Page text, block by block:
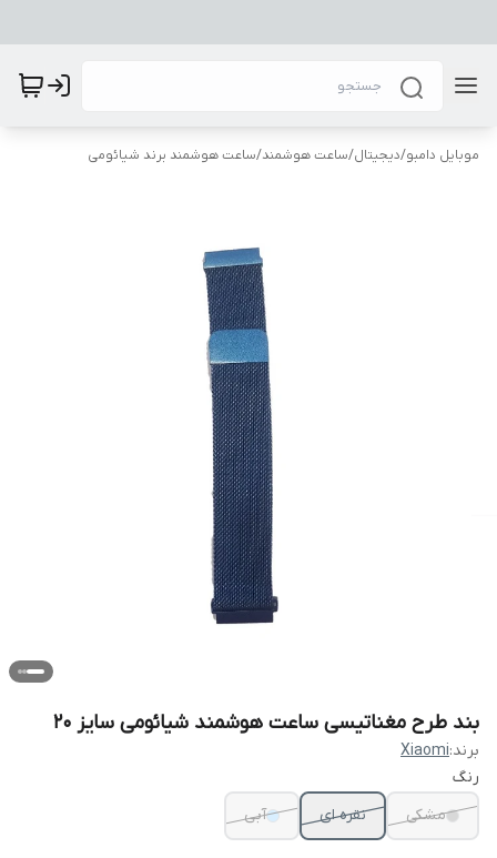
موبایل دامبو/دیجیتال/ساعت هوشمند/ساعت هوشمند برند شیائومی
بند طرح مغناتیسی ساعت هوشمند شیائومی سایز 20
برند:Xiaomi
رنگ
مشکی
نقره ای آبی